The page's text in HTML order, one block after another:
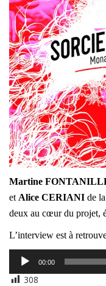
Martine
et Alice CERIANI de la
deux au cœur du projet,
L’interview est à
Lecteur
audio
00:00
308